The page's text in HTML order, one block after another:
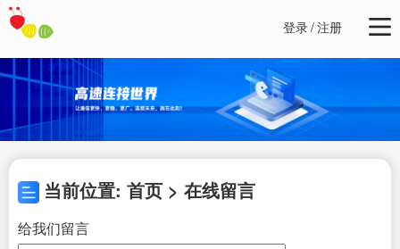
登录/注册
当前位置: 首页 > 在线留言
给我们留言